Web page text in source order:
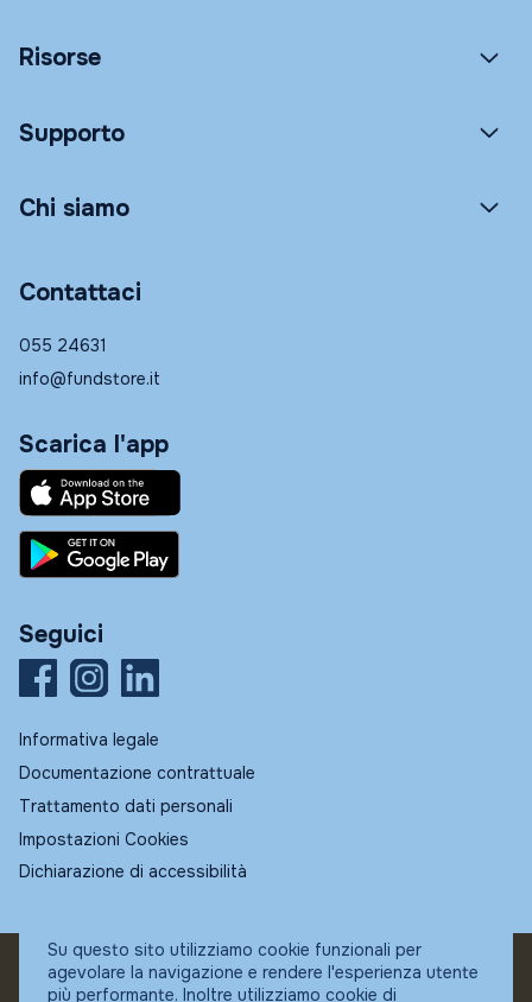
Risorse
Supporto
Chi siamo
Contattaci
055 24631
info@fundstore.it
Scarica l'app
Seguici
Informativa legale
Documentazione contrattuale
Trattamento dati personali
Impostazioni Cookies
Dichiarazione di accessibilità
© Fundstore
Su questo sito utilizziamo cookie funzionali per
agevolare la navigazione e rendere l'esperienza utente
più performante. Inoltre utilizziamo cookie di